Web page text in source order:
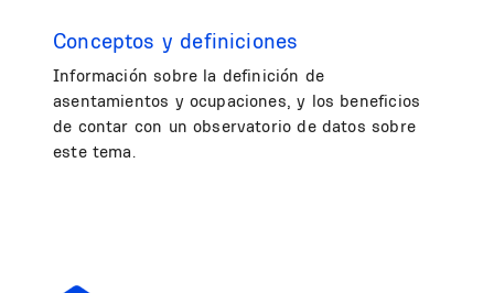
Conceptos y definiciones
Información sobre la definición de
asentamientos y ocupaciones, y los beneficios
de contar con un observatorio de datos sobre
este tema.